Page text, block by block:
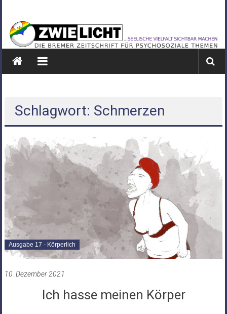
springen
ZWIELICHT
BREMEN
DIE
PSYCHOSOZIALE
THEMEN
Schlagwort: Schmerzen
Ausgabe 17 - Körperlich
10. Dezember 2021
Ich hasse meinen Körper